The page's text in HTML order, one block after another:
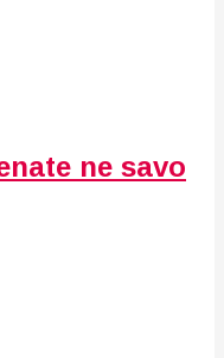
ne savo